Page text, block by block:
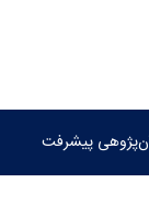
پیشرفت